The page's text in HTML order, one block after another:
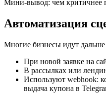
Мини-вывод: чем критичнее
Автоматизация
Многие бизнесы идут дальше
При новой заявке на
В рассылках или
Используют webhook:
выдача купона в